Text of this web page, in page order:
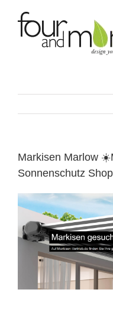
content
Markisen Marlow
Sonnenschutz